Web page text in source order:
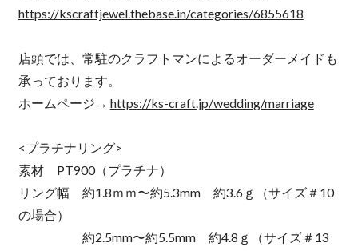
https://kscraftjewel.thebase.in/categories/6855618
店頭では、常駐のクラフトマンによるオーダーメイドも
承っております。
ホームページ→ https://ks-craft.jp/wedding/marriage
<プラチナリング>
素材 PT900（プラチナ）
リング幅 約1.8ｍｍ〜約5.3mm 約3.6ｇ（サイズ＃10
の場合）
約2.5mm〜約5.5mm 約4.8ｇ（サイズ＃13